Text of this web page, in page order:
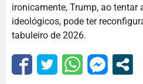
ironicamente, Trump, ao tentar
ideológicos, pode ter
tabuleiro de 2026.